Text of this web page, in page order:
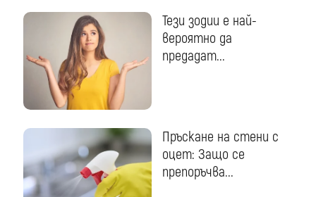
Тези зодии е най-
вероятно да
предадат...
Пръскане на стени с
оцет: Защо се
препоръчва...